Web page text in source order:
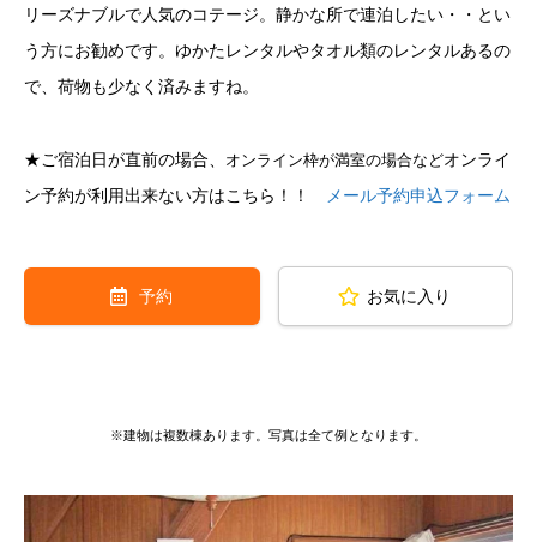
リーズナブルで人気のコテージ。静かな所で連泊したい・・とい
う方にお勧めです。ゆかたレンタルやタオル類のレンタルあるの
で、荷物も少なく済みますね。
★ご宿泊日が直前の場合、 オンライン枠が満室の場合などオンライ
ン予約が利用出来ない方はこちら！！
メール予約申込フォーム
予約 お気に入り
※建物は複数棟あります。写真は全て例となります。